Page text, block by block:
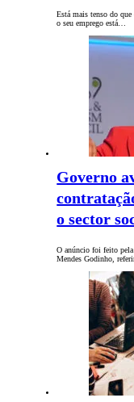
Está mais tenso do
o seu emprego está…
Governo
o sector
O anúncio foi feito
Mendes Godinho,